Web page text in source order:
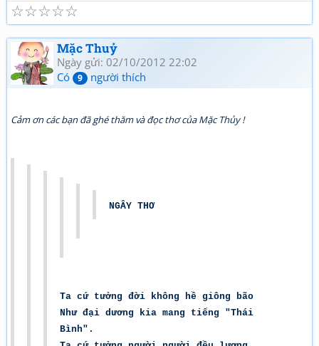
☆
☆
☆
☆
☆
Mặc Thuỷ
Ngày gửi: 02/10/2012 22:02
Có
9 người thích
Cảm ơn các bạn đã ghé thăm và đọc thơ của Mặc Thủy !
NGÂY THƠ
Ta cứ tưởng đời không hề giông bão
Như đại dương kia mang tiếng "Thái
Bình".